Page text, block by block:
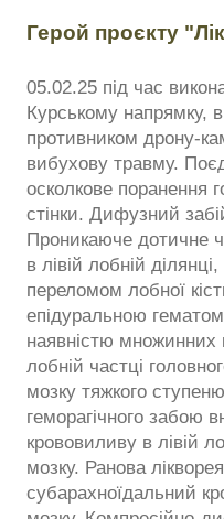
Герой проєкту
05.02.25 під час
Курському напрямку,
противником дрону-
вибухову травму.
осколкове поранення
стінки. Дифузний
Проникаюче дотичне
в лівій лобній
переломом лобної
епідуральною
наявністю множинних
лобній частці
мозку тяжкого
геморагічного забою
крововиливу в лівій
мозку. Ранова
субарахноїдальний